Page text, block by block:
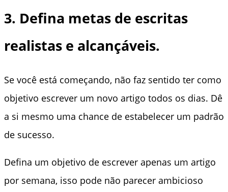
3. Defina metas de escritas
realistas e alcançáveis.
Se você está começando, não faz sentido ter como
objetivo escrever um novo artigo todos os dias. Dê
a si mesmo uma chance de estabelecer um padrão
de sucesso.
Defina um objetivo de escrever apenas um artigo
por semana, isso pode não parecer ambicioso